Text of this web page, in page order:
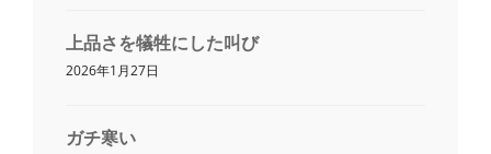
上品さを犠牲にした叫び
2026年1月27日
ガチ寒い